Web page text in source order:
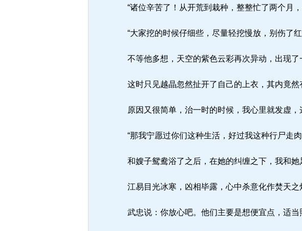
“诸位辛苦了！从开荒到栽种，整整忙了两个月
“大家挖的时候仔细些，尽量轻挖慢放，别伤了红
不等他多想，天空的紫色云彩再次异动，出现了
这时只见越晶忽然扯开了自己的上衣，其内竟然
原因又很简单，治一时的时候，我心里就发虚，
“那我宁愿过你们这种生活，好过我这种行尸走肉
和嫂子鸳鸯浴了之后，在她的纠缠之下，我和她
江易目光冰寒，凶相毕露，心中杀意化作焚天之
武忠说：你放心吧。他们主要是想便宜点，适当